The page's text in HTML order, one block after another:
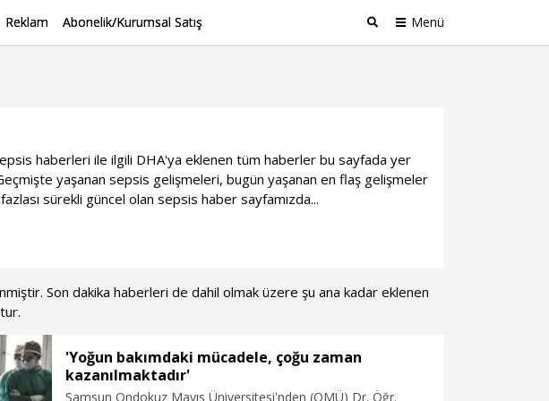
Reklam Abonelik/Kurumsal Satış Menü
haberleri ile ilgili DHA'ya eklenen tüm haberler bu sayfada yer
yaşanan sepsis gelişmeleri, bugün yaşanan en flaş gelişmeler
sürekli güncel olan sepsis haber sayfamızda...
Son dakika haberleri de dahil olmak üzere şu ana kadar eklenen
'Yoğun bakımdaki mücadele, çoğu zaman
kazanılmaktadır'
Samsun Ondokuz Mayıs Üniversitesi'nden (OMÜ) Dr. Öğr.